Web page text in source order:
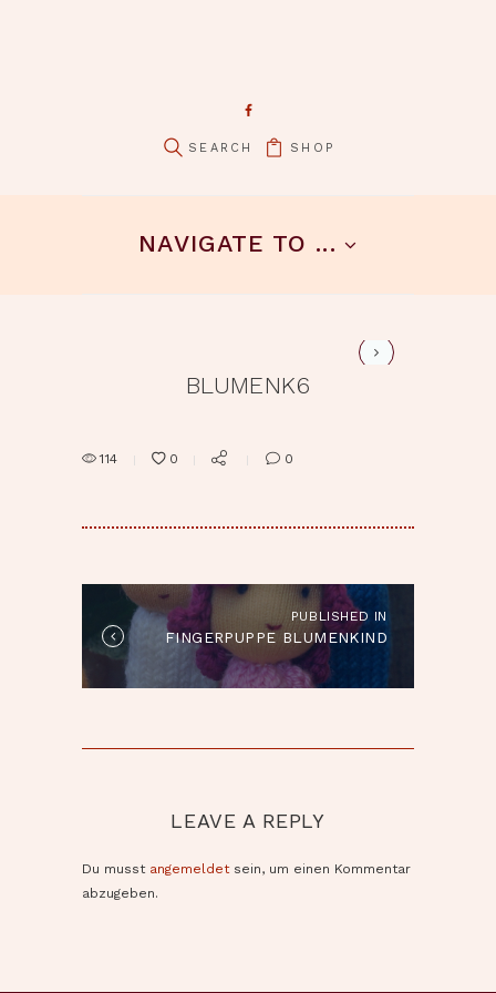
SHOP
NAVIGATE TO ...
blumenk1 - Kopie
BLUMENK6
114 0 0
PUBLISHED IN
post:
FINGERPUPPE BLUMENKIND
LEAVE A REPLY
Du musst angemeldetsein, um einen Kommentar
abzugeben.